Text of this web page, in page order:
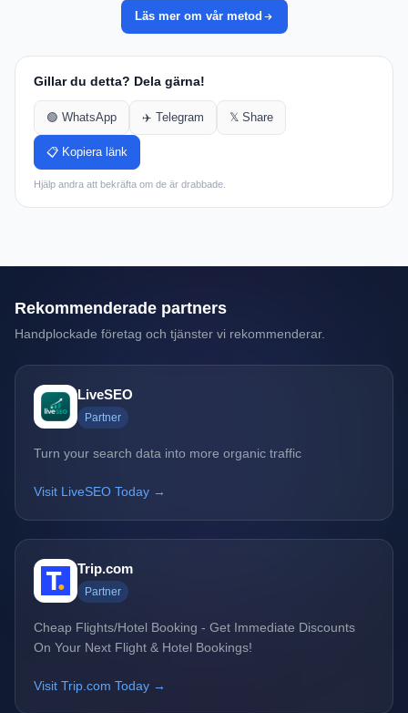
Läs mer om vår metod
Gillar du detta? Dela gärna!
🟢 WhatsApp ✈️ Telegram 𝕏 Share
📋 Kopiera länk
Hjälp andra att bekräfta om de är drabbade.
Rekommenderade partners
Handplockade företag och tjänster vi rekommenderar.
LiveSEO
Partner
Turn your search data into more organic traffic
Visit LiveSEO Today →
Trip.com
Partner
Cheap Flights/Hotel Booking - Get Immediate Discounts
On Your Next Flight & Hotel Bookings!
Visit Trip.com Today →